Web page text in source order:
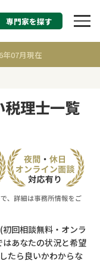
税申告・相続手
北海道
で探す
専門家を探す
年07月現在
税理士一覧
回相談無料・オンラ
あなたの状況と希望
たら良いかわからな